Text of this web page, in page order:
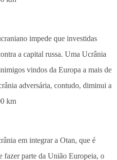
impede que investidas
a capital russa. Uma Ucrânia
vindos da Europa a mais de
adversária, contudo, diminui a
km